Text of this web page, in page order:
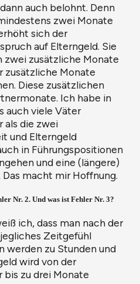
auch belohnt. Denn
zwei Monate
sich der
auf Elterngeld. Sie
zwei zusätzliche Monate
zusätzliche Monate
Diese zusätzlichen
Ich habe in
auch viele Väter
als die zwei
und Elterngeld
in Führungspositionen
und eine (längere)
macht mir Hoffnung.
Nr. 2. Und was ist Fehler Nr. 3?
ich, dass man nach der
Zeitgefühl
werden zu Stunden und
wird von der
bis zu drei Monate